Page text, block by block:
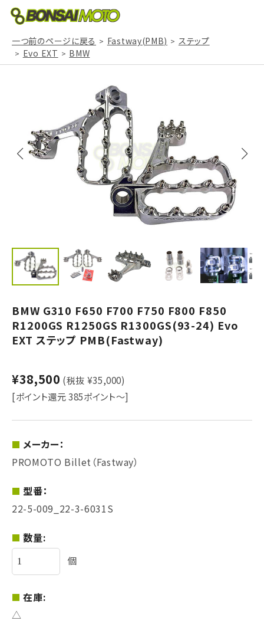
一つ前のページに戻る Fastway(PMB)
ステップ
Evo EXT
BMW
BMW G310 F650 F700 F750 F800 F850
R1200GS R1250GS R1300GS(93-24) Evo
EXT ステップ PMB(Fastway)
¥38,500 (税抜 ¥35,000)
[ポイント還元 385ポイント～]
メーカー：
PROMOTO Billet（Fastway）
型番：
22-5-009_22-3-6031S
数量:
個
在庫:
△